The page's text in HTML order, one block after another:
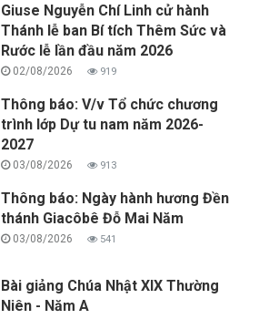
Giuse Nguyễn Chí Linh cử hành
Thánh lễ ban Bí tích Thêm Sức và
Rước lễ lần đầu năm 2026
02/08/2026 919
Thông báo: V/v Tổ chức chương
trình lớp Dự tu nam năm 2026-
2027
03/08/2026 913
Thông báo: Ngày hành hương Đền
thánh Giacôbê Đỗ Mai Năm
03/08/2026 541
Bài giảng Chúa Nhật XIX Thường
Niên - Năm A